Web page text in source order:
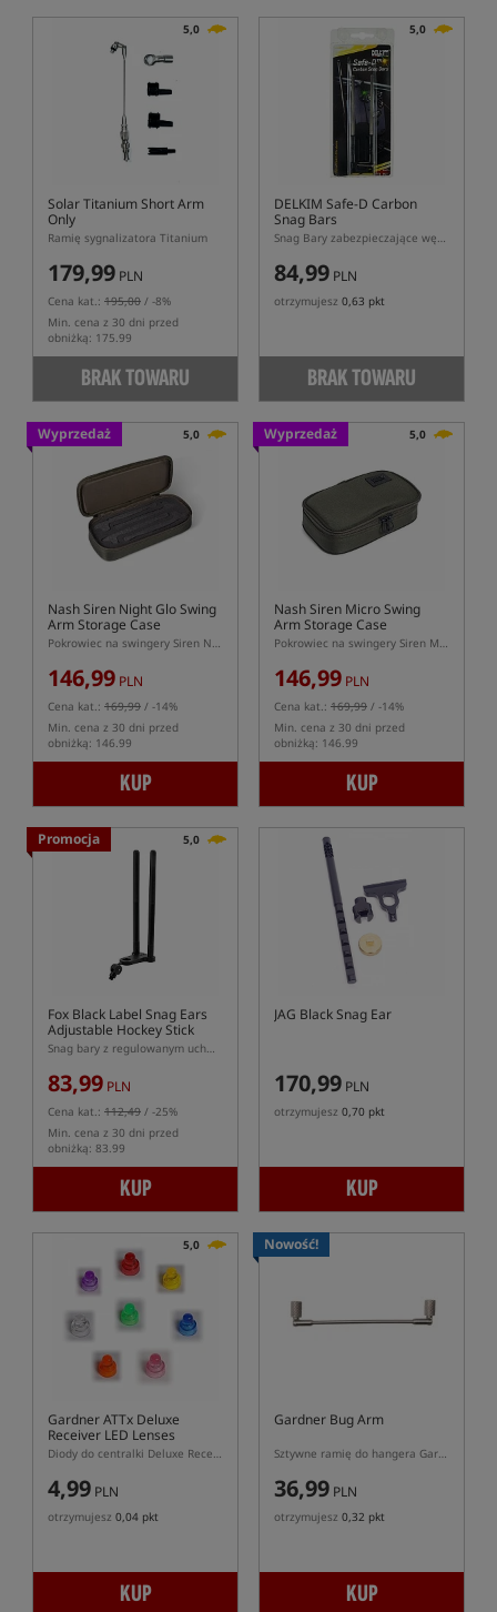
5,0
Solar Titanium Short Arm
Only
Ramię sygnalizatora Titanium
179,99 PLN
Cena kat.: 195,00 / -8%
Min. cena z 30 dni przed
obniżką: 175.99
BRAK TOWARU
5,0
DELKIM Safe-D Carbon
Snag Bars
Snag Bary zabezpieczające wędkę
84,99 PLN
otrzymujesz 0,63 pkt
BRAK TOWARU
Wyprzedaż 5,0
Nash Siren Night Glo Swing
Arm Storage Case
Pokrowiec na swingery Siren Night Glo Swing Arm
146,99 PLN
Cena kat.: 169,99 / -14%
Min. cena z 30 dni przed
obniżką: 146.99
KUP
Wyprzedaż 5,0
Nash Siren Micro Swing
Arm Storage Case
Pokrowiec na swingery Siren Micro Swing Arm
146,99 PLN
Cena kat.: 169,99 / -14%
Min. cena z 30 dni przed
obniżką: 146.99
KUP
Promocja 5,0
Fox Black Label Snag Ears
Adjustable Hockey Stick
Snag bary z regulowanym uchwytem pod hanger
83,99 PLN
Cena kat.: 112,49 / -25%
Min. cena z 30 dni przed
obniżką: 83.99
KUP
JAG Black Snag Ear
170,99 PLN
otrzymujesz 0,70 pkt
KUP
5,0
Gardner ATTx Deluxe
Receiver LED Lenses
Diody do centralki Deluxe Receiver
4,99 PLN
otrzymujesz 0,04 pkt
KUP
Nowość!
Gardner Bug Arm
Sztywne ramię do hangera Gardner Bug Arm
36,99 PLN
otrzymujesz 0,32 pkt
KUP